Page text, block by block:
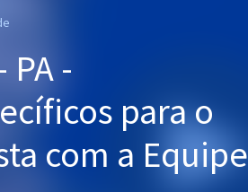
-
para o
com a Equipe